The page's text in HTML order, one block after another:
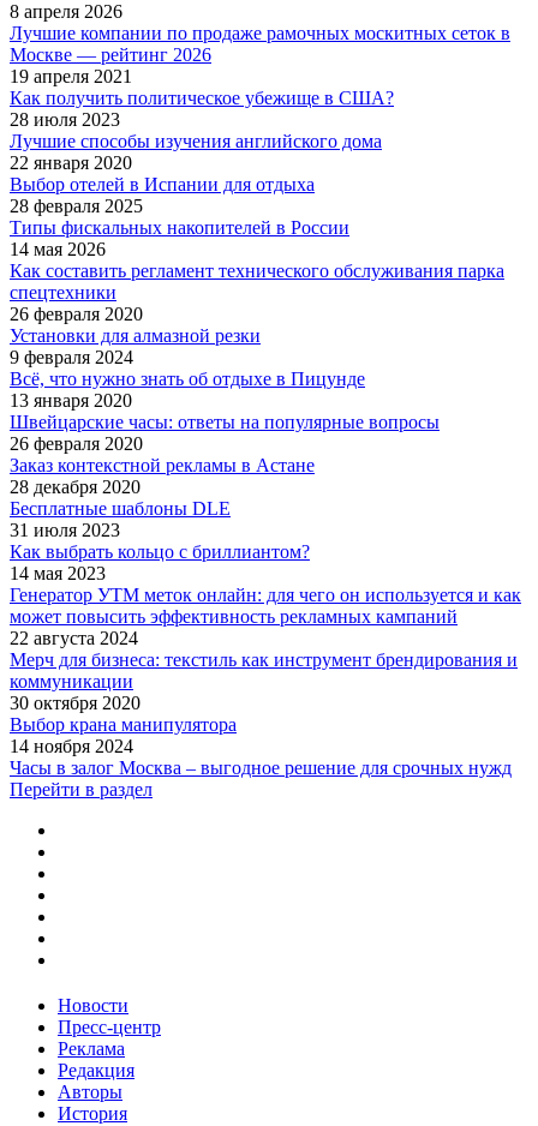
8 апреля 2026
Лучшие компании по продаже рамочных москитных сеток в
Москве — рейтинг 2026
19 апреля 2021
Как получить политическое убежище в США?
28 июля 2023
Лучшие способы изучения английского дома
22 января 2020
Выбор отелей в Испании для отдыха
28 февраля 2025
Типы фискальных накопителей в России
14 мая 2026
Как составить регламент технического обслуживания парка
спецтехники
26 февраля 2020
Установки для алмазной резки
9 февраля 2024
Всё, что нужно знать об отдыхе в Пицунде
13 января 2020
Швейцарские часы: ответы на популярные вопросы
26 февраля 2020
Заказ контекстной рекламы в Астане
28 декабря 2020
Бесплатные шаблоны DLE
31 июля 2023
Как выбрать кольцо с бриллиантом?
14 мая 2023
Генератор УТМ меток онлайн: для чего он используется и как
может повысить эффективность рекламных кампаний
22 августа 2024
Мерч для бизнеса: текстиль как инструмент брендирования и
коммуникации
30 октября 2020
Выбор крана манипулятора
14 ноября 2024
Часы в залог Москва – выгодное решение для срочных нужд
Перейти в раздел
Новости
Пресс-центр
Реклама
Редакция
Авторы
История